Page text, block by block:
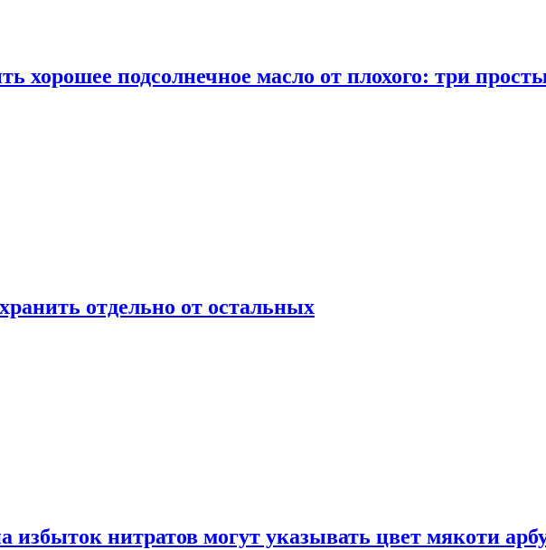
хорошее подсолнечное масло от плохого: три
отдельно от остальных
нитратов могут указывать цвет мякоти